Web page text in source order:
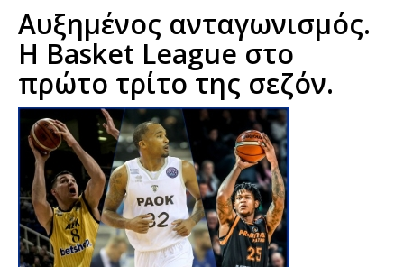
Aυξημένος ανταγωνισμός.
Η Basket League στο
πρώτο τρίτο της σεζόν.